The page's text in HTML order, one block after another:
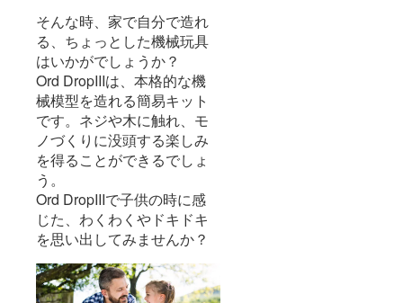
そんな時、家で自分で造れ
る、ちょっとした機械玩具
はいかがでしょうか？
Ord DropIIIは、本格的な機
械模型を造れる簡易キット
です。ネジや木に触れ、モ
ノづくりに没頭する楽しみ
を得ることができるでしょ
う。
Ord DropIIIで子供の時に感
じた、わくわくやドキドキ
を思い出してみませんか？